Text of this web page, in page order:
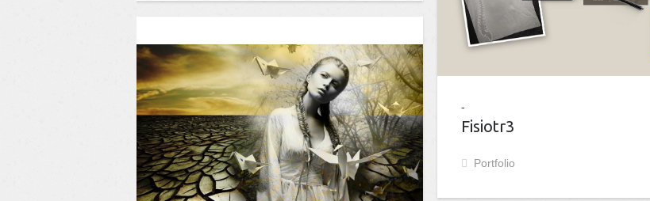
Fisiotr3
Portfolio